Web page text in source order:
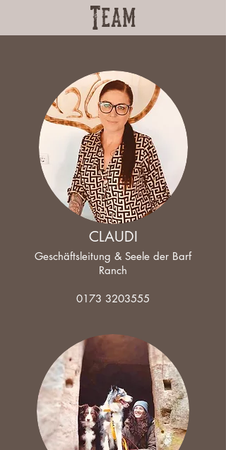
Team
CLAUDI
Geschäftsleitung & Seele der Barf
Ranch
0173 3203555